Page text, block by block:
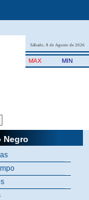
Y ESPERA
Sábado, 8 de Agosto de 2026
MAX MIN
Negro